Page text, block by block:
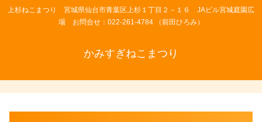
上杉ねこまつり 宮城県仙台市青葉区上杉１丁目２－１６ JAビル宮城庭園広
場 お問合せ：022-261-4784 （前田ひろみ）
かみすぎねこまつり